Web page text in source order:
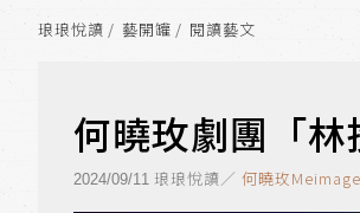
琅琅悅讀 藝開罐 閱讀藝文
何曉玫劇團「
2024/09/11 琅琅悅讀／ 何曉玫